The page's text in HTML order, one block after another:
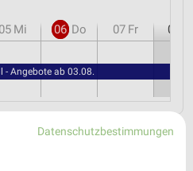
05 Mi 06 Do 07 Fr 08
- Angebote ab 03.08.
Datenschutzbestimmungen